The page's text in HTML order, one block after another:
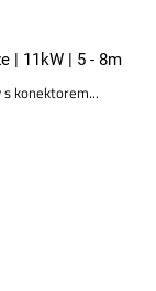
| 11kW | 5 - 8m
konektorem...